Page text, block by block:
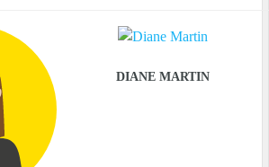
DIANE MARTIN